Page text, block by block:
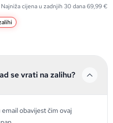
Najniža cijena u zadnjih 30 dana69,99€
se vrati na zalihu?
obavijest čim ovaj